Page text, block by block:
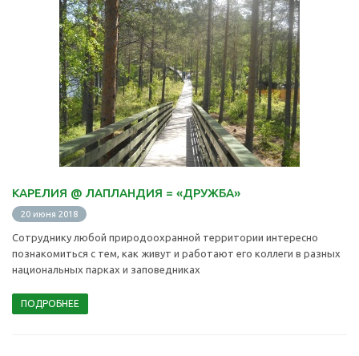
КАРЕЛИЯ @ ЛАПЛАНДИЯ = «ДРУЖБА»
20 июня 2018
Сотруднику любой природоохранной территории интересно
познакомиться с тем, как живут и работают его коллеги в разных
национальных парках и заповедниках
ПОДРОБНЕЕ